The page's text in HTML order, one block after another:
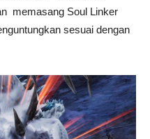
memasang Soul Linker
sesuai dengan